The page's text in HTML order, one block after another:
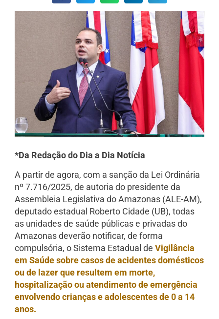
*Da Redação do Dia a Dia Notícia
A partir de agora, com a sanção da Lei Ordinária
nº 7.716/2025, de autoria do presidente da
Assembleia Legislativa do Amazonas (ALE-AM),
deputado estadual Roberto Cidade (UB), todas
as unidades de saúde públicas e privadas do
Amazonas deverão notificar, de forma
compulsória, o Sistema Estadual de Vigilância
em Saúde sobre casos de acidentes domésticos
ou de lazer que resultem em morte,
hospitalização ou atendimento de emergência
envolvendo crianças e adolescentes de 0 a 14
anos.